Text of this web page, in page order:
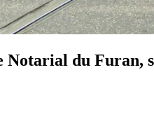
du Furan,